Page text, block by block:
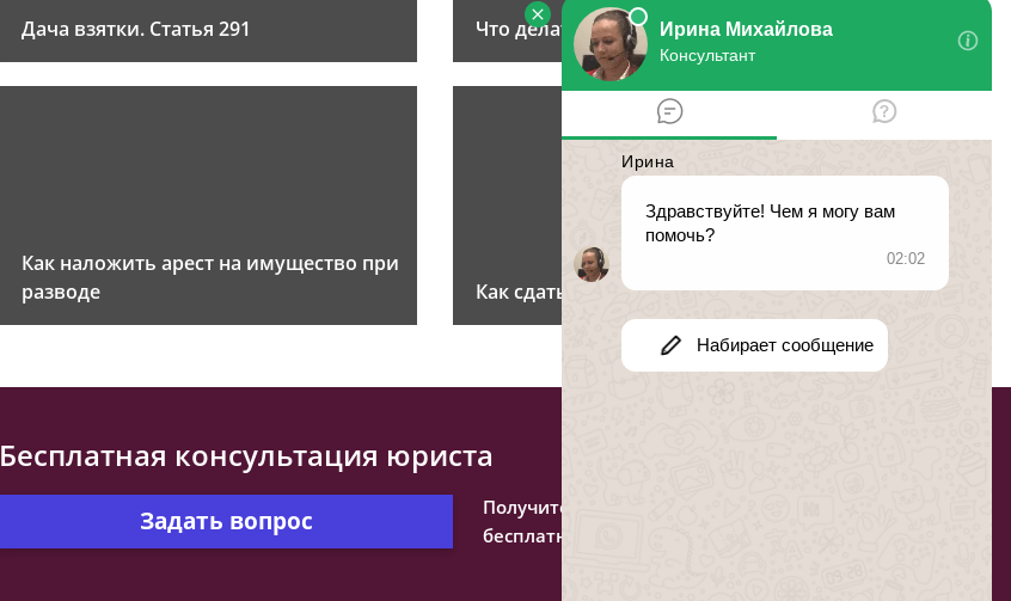
Дача взятки. Статья 291 Что делать, если вымогают деньги?
Как наложить арест на имущество при
разводе
Как сдать ребенка в интернат?
Бесплатная консультация юриста
Задать вопрос
Получите консультацию
бесплатно